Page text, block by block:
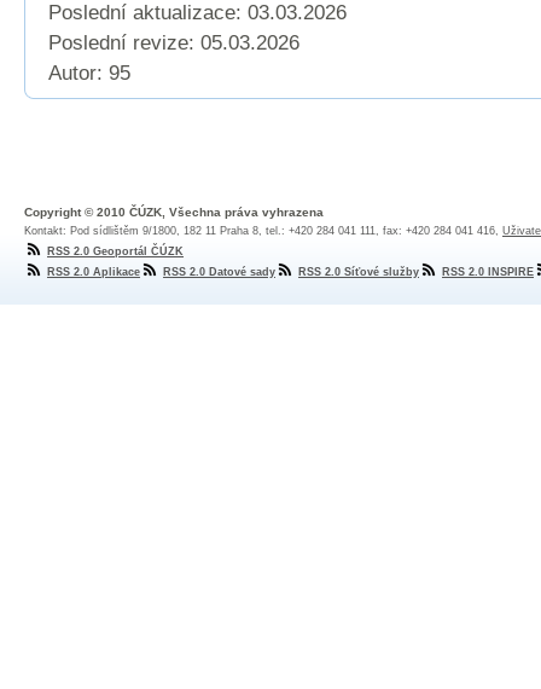
Poslední aktualizace: 03.03.2026
Poslední revize: 05.03.2026
Autor: 95
Copyright © 2010 ČÚZK, Všechna práva vyhrazena
Kontakt: Pod sídlištěm 9/1800, 182 11 Praha 8, tel.: +420 284 041 111, fax: +420 284 041 416,
RSS 2.0 Geoportál ČÚZK
RSS 2.0 Aplikace
RSS 2.0 Datové sady RSS 2.0 Síťové služby RSS 2.0 INSPIRE